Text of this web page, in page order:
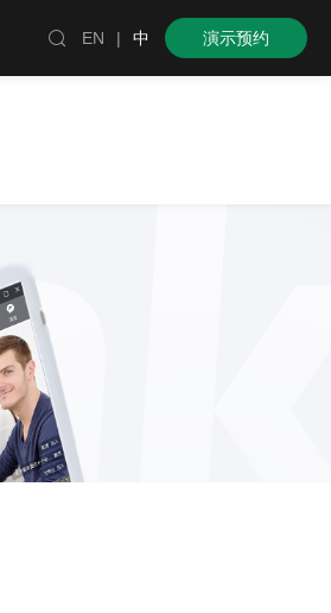
 EN | 中 演示预约